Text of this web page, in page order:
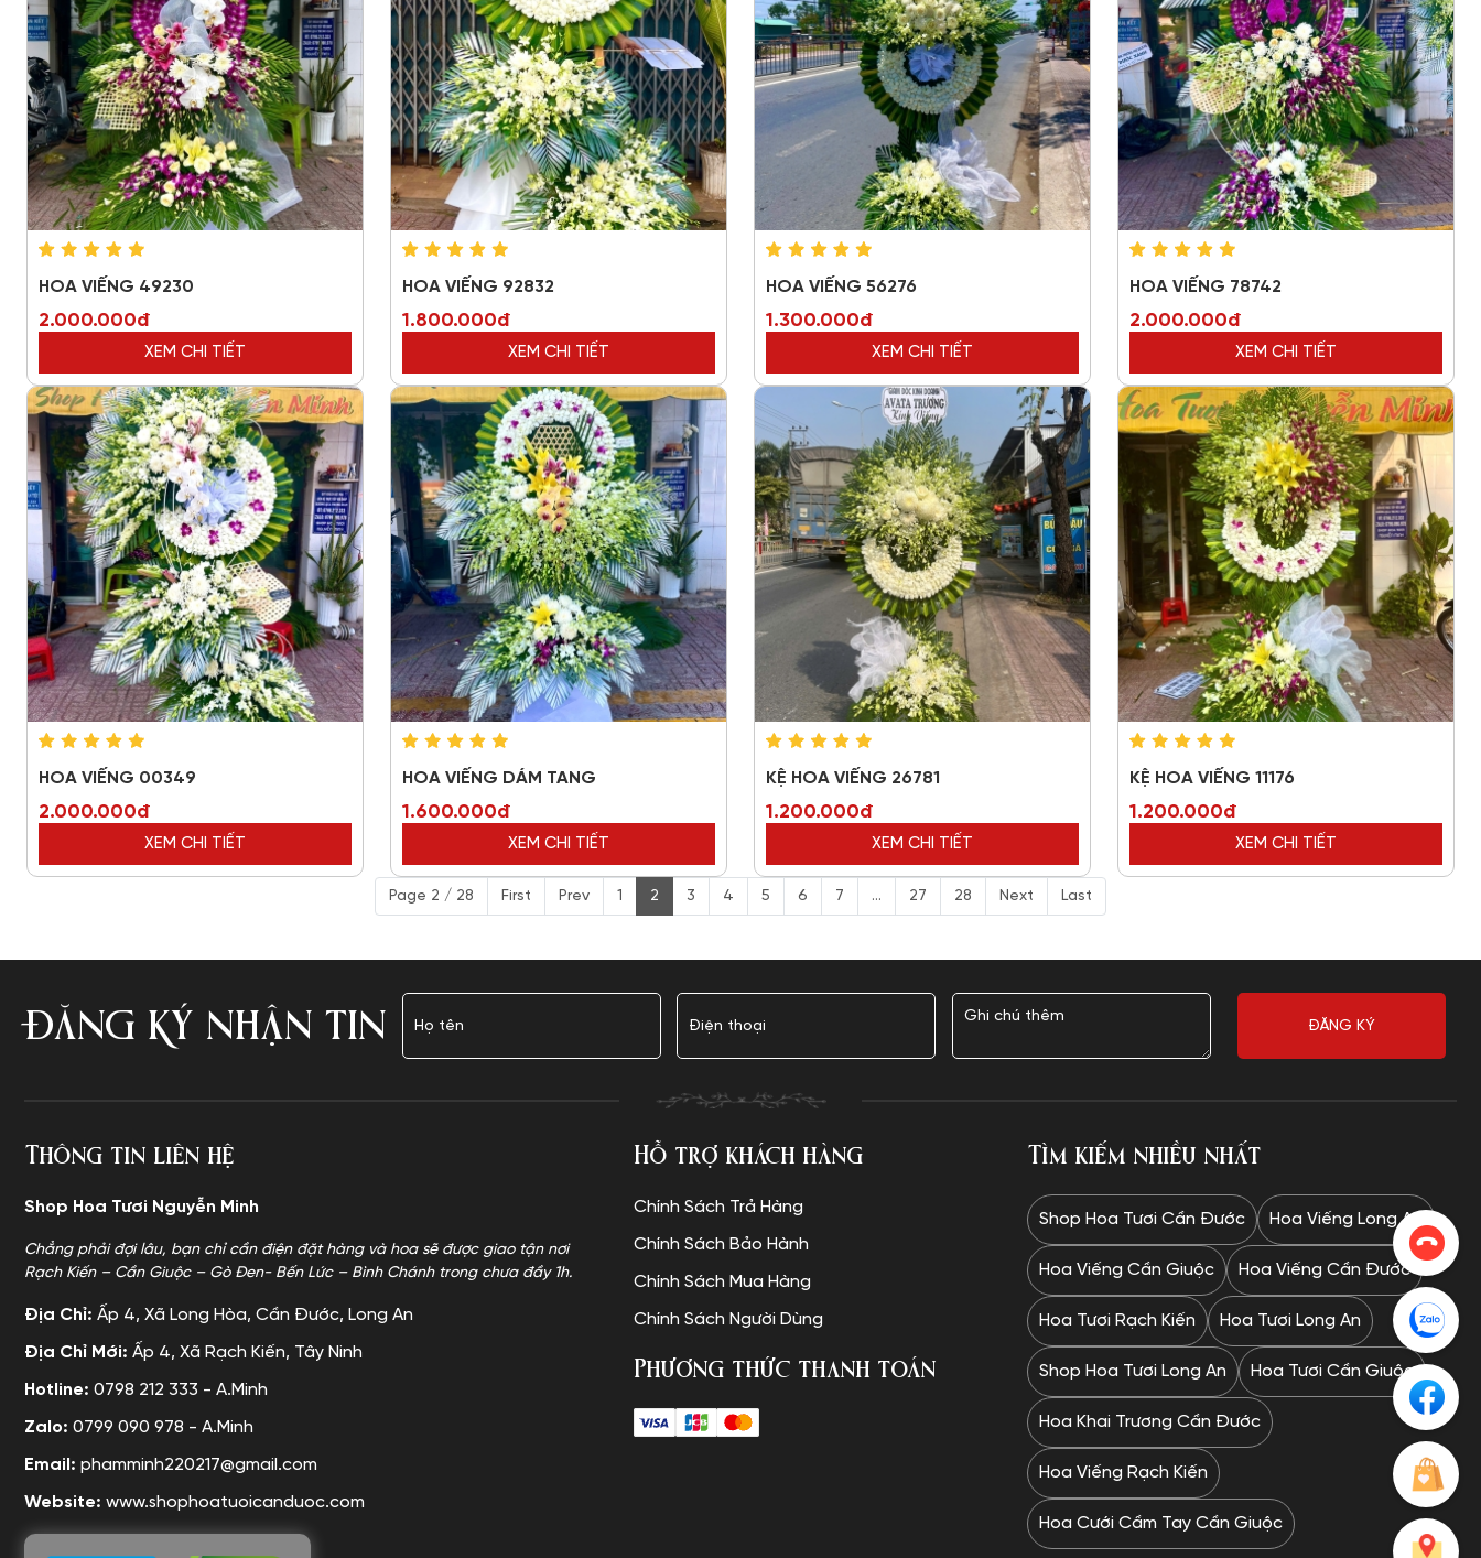
HOA VIẾNG 49230
2.000.000đ
XEM CHI TIẾT
HOA VIẾNG 92832
1.800.000đ
XEM CHI TIẾT
HOA VIẾNG 56276
1.300.000đ
XEM CHI TIẾT
HOA VIẾNG 78742
2.000.000đ
XEM CHI TIẾT
HOA VIẾNG 00349
2.000.000đ
XEM CHI TIẾT
HOA VIẾNG DÁM TANG
1.600.000đ
XEM CHI TIẾT
KỆ HOA VIẾNG 26781
1.200.000đ
XEM CHI TIẾT
KỆ HOA VIẾNG 11176
1.200.000đ
XEM CHI TIẾT
Page 2 / 28 First Prev 1 2 3 4 5 6 7 ... 27 28 Next Last
ĐĂNG KÝ NHẬN TIN
Thông tin liên hệ
Shop Hoa Tươi Nguyễn Minh
Chẳng phải đợi lâu, bạn chỉ cần điện đặt hàng và hoa sẽ được giao tận nơi
Rạch Kiến – Cần Giuộc – Gò Đen- Bến Lức – Bình Chánh trong chưa đầy 1h.
Địa Chỉ: Ấp 4, Xã Long Hòa, Cần Đước, Long An
Địa Chỉ Mới: Ấp 4, Xã Rạch Kiến, Tây Ninh
Hotline: 0798 212 333 - A.Minh
Zalo: 0799 090 978 - A.Minh
Email: phamminh220217@gmail.com
Website: www.shophoatuoicanduoc.com
Hỗ trợ khách hàng
Chính Sách Trả Hàng
Chính Sách Bảo Hành
Chính Sách Mua Hàng
Chính Sách Người Dùng
Phương thức thanh toán
Tìm kiếm nhiều nhất
Shop Hoa Tươi Cần Đước Hoa Viếng Long An
Hoa Viếng Cần Giuộc Hoa Viếng Cần Đước
Hoa Tươi Rạch Kiến Hoa Tươi Long An
Shop Hoa Tươi Long An Hoa Tươi Cần Giuộc
Hoa Khai Trương Cần Đước
Hoa Viếng Rạch Kiến
Hoa Cưới Cầm Tay Cần Giuộc